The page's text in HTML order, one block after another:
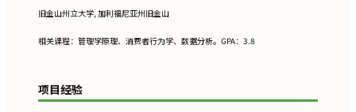
旧金山州立大学, 加利福尼亚州旧金山
相关课程：管理学原理、消费者行为学、数据分析。GPA：3.8
项目经验